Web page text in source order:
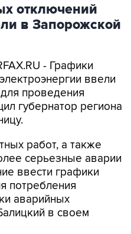
отключений
в Запорожской
- Графики
ввели
проведения
губернатор региона
работ, а также
серьезные аварии
ввести графики
потребления
аварийных
в своем